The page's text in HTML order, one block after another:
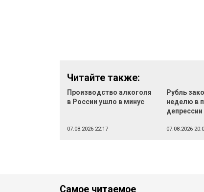
Читайте также:
Производство алкоголя
в России ушло в минус
07.08.2026 22:17
Рубль
неделю в
депрессии
07.08.2026
Самое читаемое